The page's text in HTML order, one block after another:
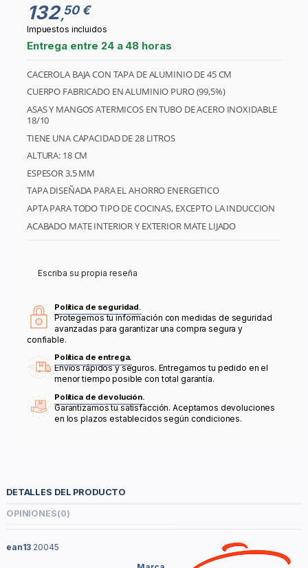
132,50 €
Impuestos incluidos
Entrega entre 24 a 48 horas
CACEROLA BAJA CON TAPA DE ALUMINIO DE 45 CM
CUERPO FABRICADO EN ALUMINIO PURO (99,5%)
ASAS Y MANGOS ATERMICOS EN TUBO DE ACERO INOXIDABLE
18/10
TIENE UNA CAPACIDAD DE 28 LITROS
ALTURA: 18 CM
ESPESOR 3,5 MM
TAPA DISEÑADA PARA EL AHORRO ENERGETICO
APTA PARA TODO TIPO DE COCINAS, EXCEPTO LA INDUCCION
ACABADO MATE INTERIOR Y EXTERIOR MATE LIJADO
Escriba su propia reseña
Política de seguridad.
Protegemos tu información con medidas de seguridad
avanzadas para garantizar una compra segura y
confiable.
Política de entrega.
Envíos rápidos y seguros. Entregamos tu pedido en el
menor tiempo posible con total garantía.
Política de devolución.
Garantizamos tu satisfacción. Aceptamos devoluciones
en los plazos establecidos según condiciones.
DETALLES DEL PRODUCTO
OPINIONES(0)
ean13 20045